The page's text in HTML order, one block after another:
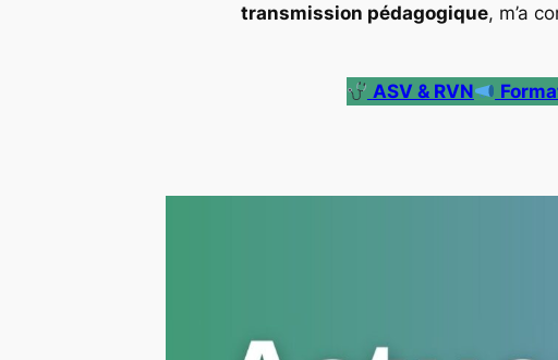
transmission pédagogique, m’a
ASV & RVN